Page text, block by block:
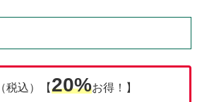
（税込）【20%お得！】